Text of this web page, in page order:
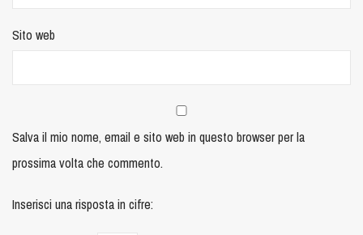
Sito web
Salva il mio nome, email e sito web in questo browser per la
prossima volta che commento.
Inserisci una risposta in cifre: